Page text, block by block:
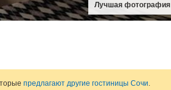
Лучшая фотография
предлагают другие гостиницы Сочи.